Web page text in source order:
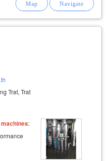
Trat, Trat
machines: